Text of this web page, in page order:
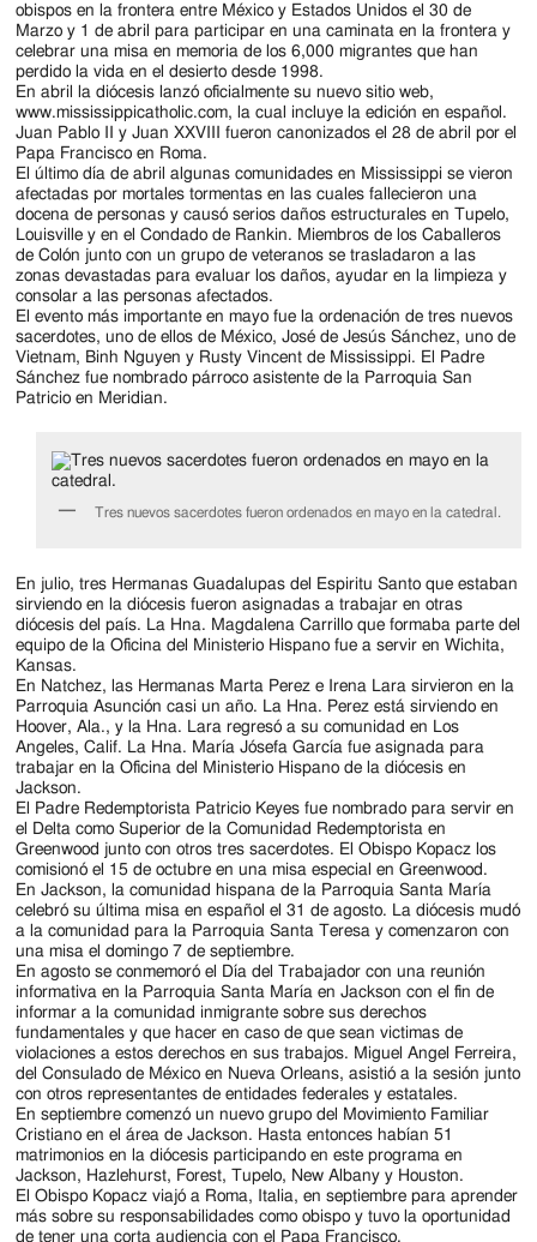
obispos en la frontera entre México y Estados Unidos el 30 de
Marzo y 1 de abril para participar en una caminata en la frontera y
celebrar una misa en memoria de los 6,000 migrantes que han
perdido la vida en el desierto desde 1998.
En abril la diócesis lanzó oficialmente su nuevo sitio web,
www.mississippicatholic.com, la cual incluye la edición en español.
Juan Pablo II y Juan XXVIII fueron canonizados el 28 de abril por el
Papa Francisco en Roma.
El último día de abril algunas comunidades en Mississippi se vieron
afectadas por mortales tormentas en las cuales fallecieron una
docena de personas y causó serios daños estructurales en Tupelo,
Louisville y en el Condado de Rankin. Miembros de los Caballeros
de Colón junto con un grupo de veteranos se trasladaron a las
zonas devastadas para evaluar los daños, ayudar en la limpieza y
consolar a las personas afectados.
El evento más importante en mayo fue la ordenación de tres nuevos
sacerdotes, uno de ellos de México, José de Jesús Sánchez, uno de
Vietnam, Binh Nguyen y Rusty Vincent de Mississippi. El Padre
Sánchez fue nombrado párroco asistente de la Parroquia San
Patricio en Meridian.
Tres nuevos sacerdotes fueron ordenados en mayo en la catedral.
En julio, tres Hermanas Guadalupas del Espiritu Santo que estaban
sirviendo en la diócesis fueron asignadas a trabajar en otras
diócesis del país. La Hna. Magdalena Carrillo que formaba parte del
equipo de la Oficina del Ministerio Hispano fue a servir en Wichita,
Kansas.
En Natchez, las Hermanas Marta Perez e Irena Lara sirvieron en la
Parroquia Asunción casi un año. La Hna. Perez está sirviendo en
Hoover, Ala., y la Hna. Lara regresó a su comunidad en Los
Angeles, Calif. La Hna. María Jósefa García fue asignada para
trabajar en la Oficina del Ministerio Hispano de la diócesis en
Jackson.
El Padre Redemptorista Patricio Keyes fue nombrado para servir en
el Delta como Superior de la Comunidad Redemptorista en
Greenwood junto con otros tres sacerdotes. El Obispo Kopacz los
comisionó el 15 de octubre en una misa especial en Greenwood.
En Jackson, la comunidad hispana de la Parroquia Santa María
celebró su última misa en español el 31 de agosto. La diócesis mudó
a la comunidad para la Parroquia Santa Teresa y comenzaron con
una misa el domingo 7 de septiembre.
En agosto se conmemoró el Día del Trabajador con una reunión
informativa en la Parroquia Santa María en Jackson con el fin de
informar a la comunidad inmigrante sobre sus derechos
fundamentales y que hacer en caso de que sean victimas de
violaciones a estos derechos en sus trabajos. Miguel Angel Ferreira,
del Consulado de México en Nueva Orleans, asistió a la sesión junto
con otros representantes de entidades federales y estatales.
En septiembre comenzó un nuevo grupo del Movimiento Familiar
Cristiano en el área de Jackson. Hasta entonces habían 51
matrimonios en la diócesis participando en este programa en
Jackson, Hazlehurst, Forest, Tupelo, New Albany y Houston.
El Obispo Kopacz viajó a Roma, Italia, en septiembre para aprender
más sobre su responsabilidades como obispo y tuvo la oportunidad
de tener una corta audiencia con el Papa Francisco.